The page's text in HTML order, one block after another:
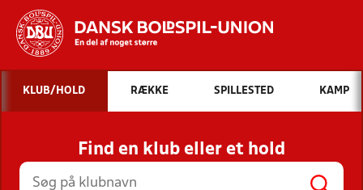
Hvad vil du søge efter?
INDHOLD OG NYHEDER
STILLINGER, RESULTATER, KLUBBER OG
HOLD
KLUB/HOLD RÆKKE SPILLESTED KAMP
Find en klub eller et hold